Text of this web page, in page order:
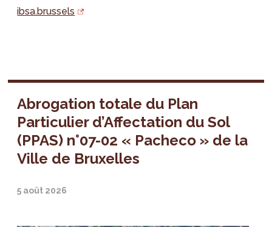
ibsa.brussels
Abrogation totale du Plan
Particulier d’Affectation du Sol
(PPAS) n°07-02 « Pacheco » de la
Ville de Bruxelles
5 août 2026